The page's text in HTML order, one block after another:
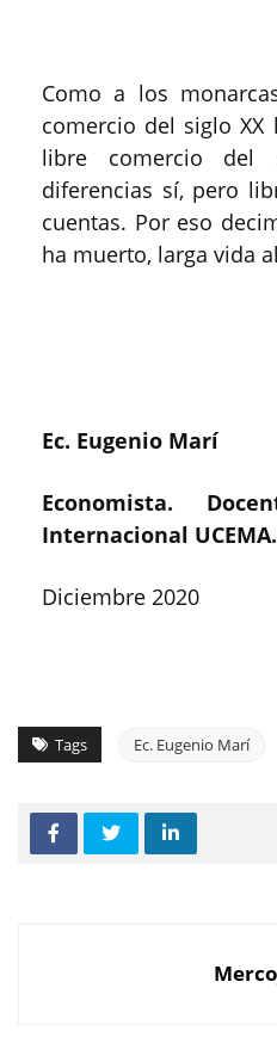
Como a los
comercio del siglo XX
libre comercio del
diferencias sí, pero
cuentas. Por eso
ha muerto, larga vida
Ec. Eugenio Marí
Economista.
Internacional UCEMA.
Diciembre 2020
Tags Ec. Eugenio Marí